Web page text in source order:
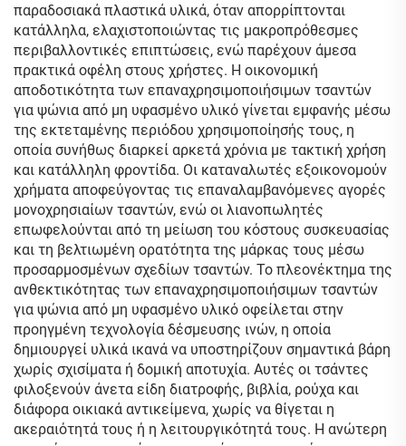
παραδοσιακά πλαστικά υλικά, όταν απορρίπτονται
κατάλληλα, ελαχιστοποιώντας τις μακροπρόθεσμες
περιβαλλοντικές επιπτώσεις, ενώ παρέχουν άμεσα
πρακτικά οφέλη στους χρήστες. Η οικονομική
αποδοτικότητα των επαναχρησιμοποιήσιμων τσαντών
για ψώνια από μη υφασμένο υλικό γίνεται εμφανής μέσω
της εκτεταμένης περιόδου χρησιμοποίησής τους, η
οποία συνήθως διαρκεί αρκετά χρόνια με τακτική χρήση
και κατάλληλη φροντίδα. Οι καταναλωτές εξοικονομούν
χρήματα αποφεύγοντας τις επαναλαμβανόμενες αγορές
μονοχρησιαίων τσαντών, ενώ οι λιανοπωλητές
επωφελούνται από τη μείωση του κόστους συσκευασίας
και τη βελτιωμένη ορατότητα της μάρκας τους μέσω
προσαρμοσμένων σχεδίων τσαντών. Το πλεονέκτημα της
ανθεκτικότητας των επαναχρησιμοποιήσιμων τσαντών
για ψώνια από μη υφασμένο υλικό οφείλεται στην
προηγμένη τεχνολογία δέσμευσης ινών, η οποία
δημιουργεί υλικά ικανά να υποστηρίζουν σημαντικά βάρη
χωρίς σχισίματα ή δομική αποτυχία. Αυτές οι τσάντες
φιλοξενούν άνετα είδη διατροφής, βιβλία, ρούχα και
διάφορα οικιακά αντικείμενα, χωρίς να θίγεται η
ακεραιότητά τους ή η λειτουργικότητά τους. Η ανώτερη